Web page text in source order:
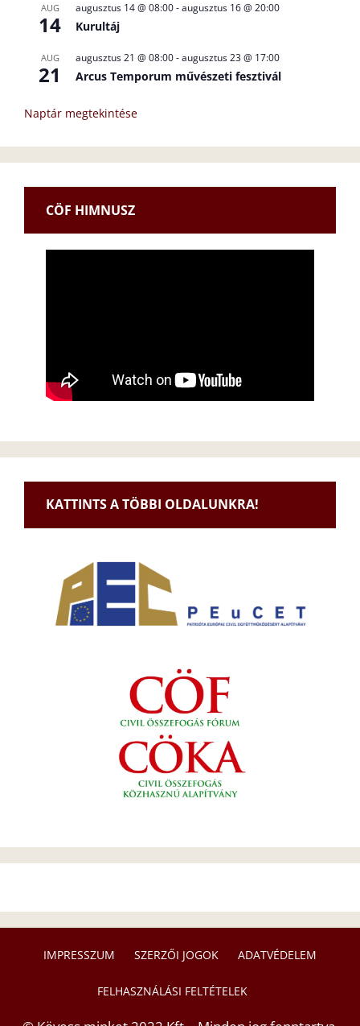
AUG
14
augusztus 14 @ 08:00-augusztus 16 @ 20:00
Kurultáj
AUG
21
augusztus 21 @ 08:00-augusztus 23 @ 17:00
Arcus Temporum művészeti fesztivál
Naptár megtekintése
CÖF HIMNUSZ
KATTINTS A TÖBBI OLDALUNKRA!
IMPRESSZUM SZERZŐI JOGOK ADATVÉDELEM
FELHASZNÁLÁSI FELTÉTELEK